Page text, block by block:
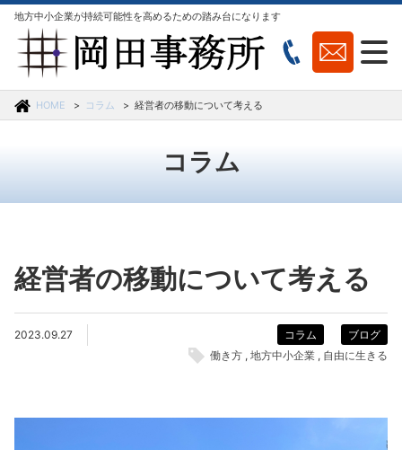
地方中小企業が持続可能性を高めるための踏み台になります
HOME コラム 経営者の移動について考える
コラム
経営者の移動について考える
2023.09.27 コラム
ブログ
働き方
地方中小企業 自由に生きる